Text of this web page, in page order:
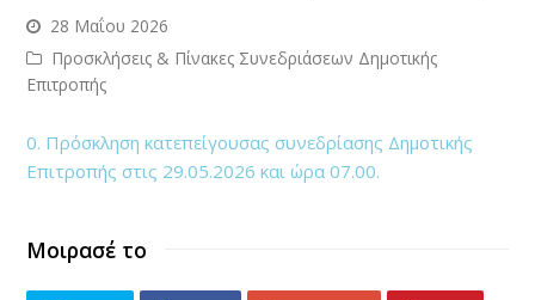
28 Μαΐου 2026
Προσκλήσεις & Πίνακες Συνεδριάσεων Δημοτικής
Επιτροπής
0. Πρόσκληση κατεπείγουσας συνεδρίασης Δημοτικής
Επιτροπής στις 29.05.2026 και ώρα 07.00.
Μοιρασέ το